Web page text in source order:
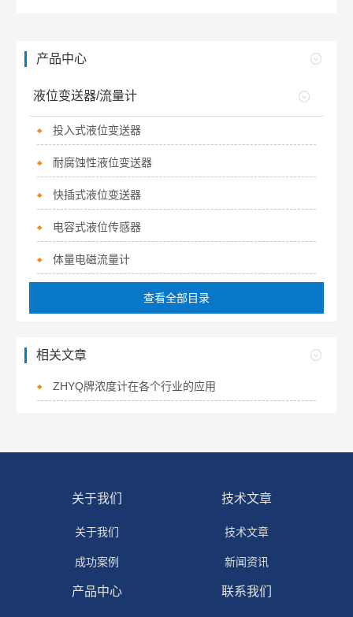
产品中心
液位变送器/流量计
投入式液位变送器
耐腐蚀性液位变送器
快插式液位变送器
电容式液位传感器
体量电磁流量计
查看全部目录
相关文章
ZHYQ牌浓度计在各个行业的应用
关于我们
关于我们
成功案例
技术文章
技术文章
新闻资讯
产品中心 联系我们